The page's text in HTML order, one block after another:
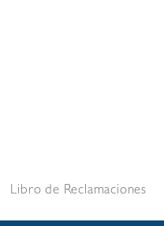
Libro de Reclamaciones